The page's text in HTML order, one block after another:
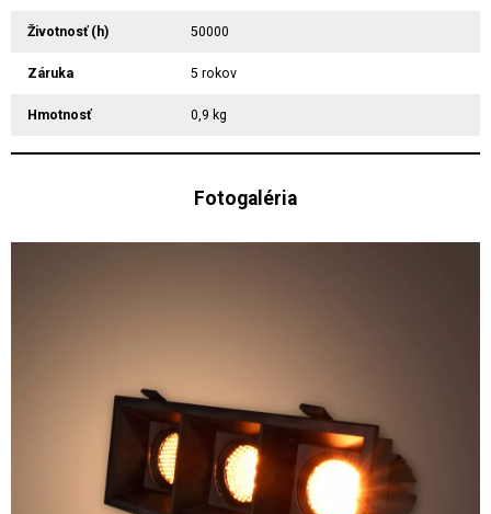
Životnosť (h) 50000
Záruka 5 rokov
Hmotnosť 0,9 kg
Fotogaléria